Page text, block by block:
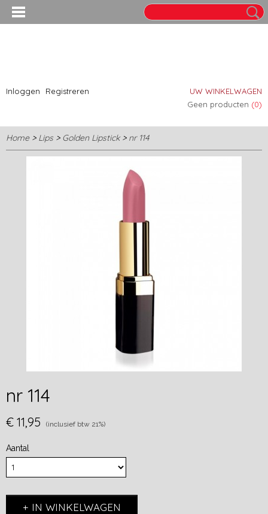
Inloggen Registreren
UW WINKELWAGEN
Geen producten (0)
Home> Lips > Golden Lipstick> nr 114
nr 114
€ 11,95 (inclusief btw 21%)
Aantal
IN WINKELWAGEN